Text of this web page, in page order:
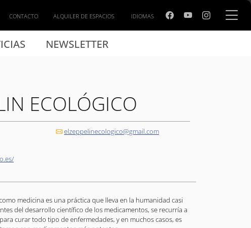
NEWSLETTER
CONTACTO ALQUILER DE ESPACIOS IDIOMAS
ECOLÓGICO
elzeppelinecologico@gmail.com
medicina es una práctica que lleva en la humanidad casi
del desarrollo científico de los medicamentos, se recurría a
para curar todo tipo de enfermedades, y en muchos casos, es